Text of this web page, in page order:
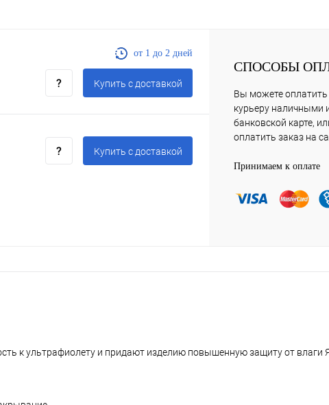
от 1 до 2 дней
Купить c доставкой
Купить c доставкой
СПОСОБЫ
Вы можете оплатить
курьеру наличными
банковской карте,
оплатить заказ на
Принимаем к оплате
к ультрафиолету и придают изделию повышенную защиту от влаги